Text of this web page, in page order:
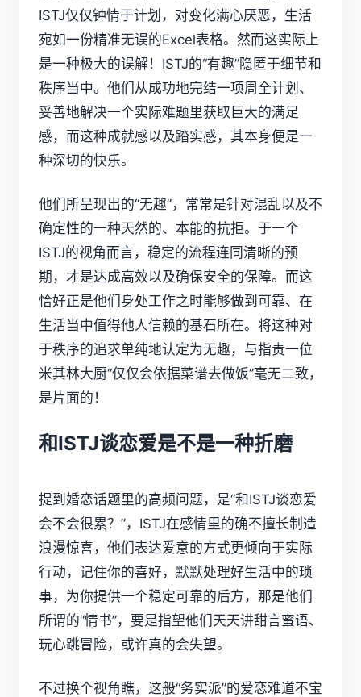
ISTJ仅仅钟情于计划，对变化满心厌恶，生活
宛如一份精准无误的Excel表格。然而这实际上
是一种极大的误解！ISTJ的“有趣”隐匿于细节和
秩序当中。他们从成功地完结一项周全计划、
妥善地解决一个实际难题里获取巨大的满足
感，而这种成就感以及踏实感，其本身便是一
种深切的快乐。
他们所呈现出的“无趣”，常常是针对混乱以及不
确定性的一种天然的、本能的抗拒。于一个
ISTJ的视角而言，稳定的流程连同清晰的预
期，才是达成高效以及确保安全的保障。而这
恰好正是他们身处工作之时能够做到可靠、在
生活当中值得他人信赖的基石所在。将这种对
于秩序的追求单纯地认定为无趣，与指责一位
米其林大厨“仅仅会依据菜谱去做饭”毫无二致，
是片面的！
和ISTJ谈恋爱是不是一种折磨
提到婚恋话题里的高频问题，是“和ISTJ谈恋爱
会不会很累？”，ISTJ在感情里的确不擅长制造
浪漫惊喜，他们表达爱意的方式更倾向于实际
行动，记住你的喜好，默默处理好生活中的琐
事，为你提供一个稳定可靠的后方，那是他们
所谓的“情书”，要是指望他们天天讲甜言蜜语、
玩心跳冒险，或许真的会失望。
不过换个视角瞧，这般“务实派”的爱恋难道不宝